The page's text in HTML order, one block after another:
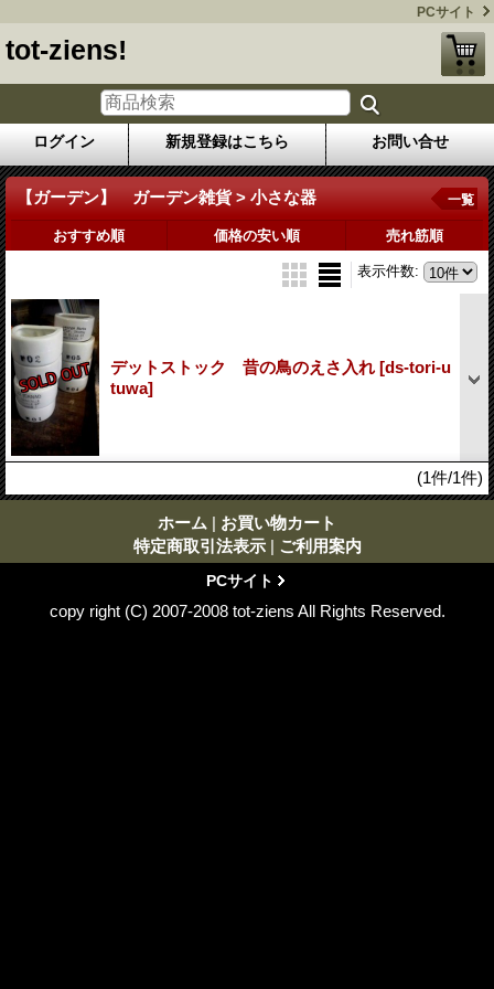
PCサイト
tot-ziens!
ログイン 新規登録はこちら お問い合せ
【ガーデン】 ガーデン雑貨 > 小さな器 一覧
おすすめ順 価格の安い順 売れ筋順
表示件数:
デットストック 昔の鳥のえさ入れ[ds-tori-u
tuwa]
(1件/1件)
ホーム | お買い物カート
特定商取引法表示 | ご利用案内
PCサイト
copy right (C) 2007-2008 tot-ziens All Rights Reserved.